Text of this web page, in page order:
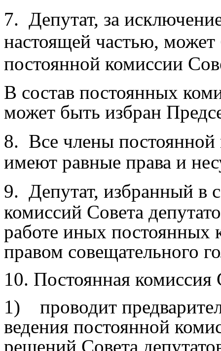
7.
Депутат, за
настоящей частью,
постоянной комиссии
В состав постоянных
может быть избран
8. Все члены постоянной
имеют равные права и
9.
Депутат, избранный в
комиссий Совета
работе иных постоянных
правом совещательного
10. Постоянная комиссия
1)
проводит
ведения постоянной
решений Совета